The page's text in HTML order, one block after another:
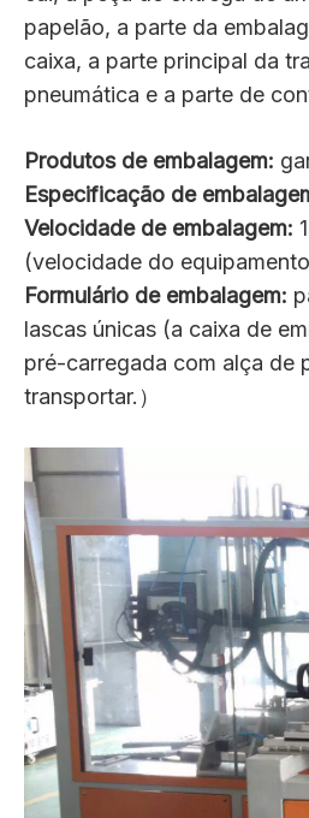
papelão, a parte da
caixa, a parte principal da
pneumática e a parte de
Produtos de embalagem:
Especificação de
Velocidade de embalagem:
(velocidade do
Formulário de embalagem:
lascas únicas (a caixa de
pré-carregada com alça de
transportar.）